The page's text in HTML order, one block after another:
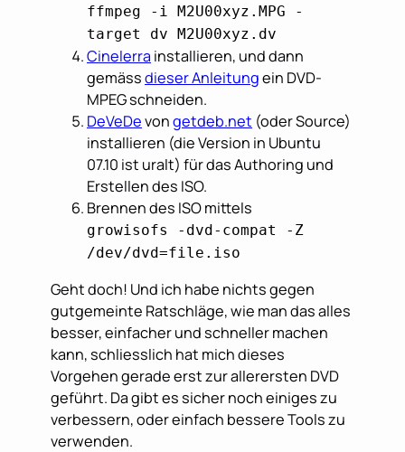
ffmpeg -i M2U00xyz.MPG -
target dv M2U00xyz.dv
Cinelerra installieren, und dann
gemässdieser Anleitungein DVD-
MPEG schneiden.
DeVeDevongetdeb.net (oder Source)
installieren (die Version in Ubuntu
07.10 ist uralt) für das Authoring und
Erstellen des ISO.
Brennen des ISO mittels
growisofs -dvd-compat -Z
/dev/dvd=file.iso
Geht doch! Und ich habe nichts gegen
gutgemeinte Ratschläge, wie man das alles
besser, einfacher und schneller machen
kann, schliesslich hat mich dieses
Vorgehen gerade erst zur allerersten DVD
geführt. Da gibt es sicher noch einiges zu
verbessern, oder einfach bessere Tools zu
verwenden.